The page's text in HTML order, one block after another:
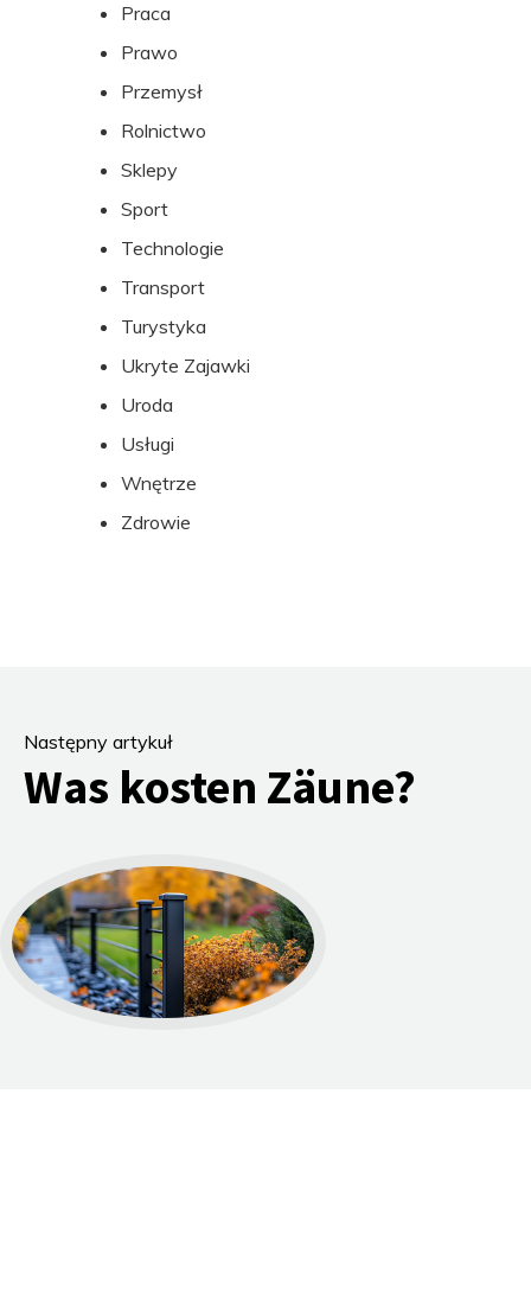
Praca
Prawo
Przemysł
Rolnictwo
Sklepy
Sport
Technologie
Transport
Turystyka
Ukryte Zajawki
Uroda
Usługi
Wnętrze
Zdrowie
Następny artykuł
Was kosten Zäune?